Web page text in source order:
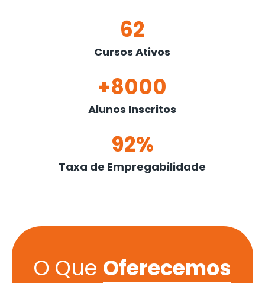
62
Cursos Ativos
+8000
Alunos Inscritos
92%
Taxa de Empregabilidade
O Que Oferecemos